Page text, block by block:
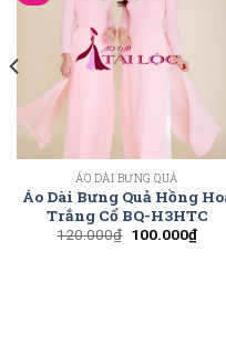
ÁO DÀI BƯNG QUẢ
Áo Dài Bưng Quả Hồng
Trắng Cổ BQ-H3HTC
120.000₫ 100.000₫